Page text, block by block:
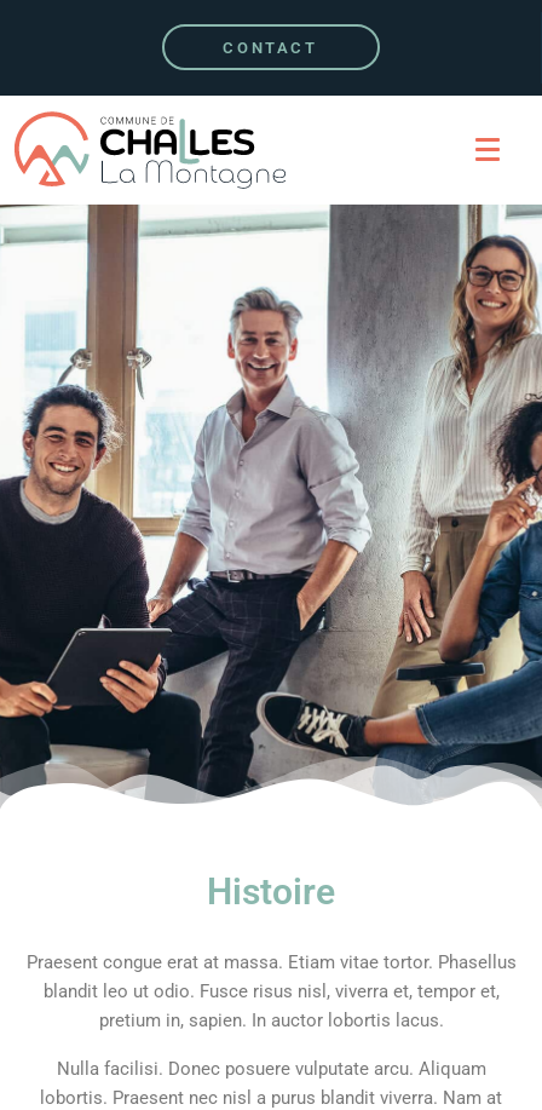
CONTACT
Histoire
Praesent congue erat at massa. Etiam vitae tortor. Phasellus
blandit leo ut odio. Fusce risus nisl, viverra et, tempor et,
pretium in, sapien. In auctor lobortis lacus.
Nulla facilisi. Donec posuere vulputate arcu. Aliquam
lobortis. Praesent nec nisl a purus blandit viverra. Nam at